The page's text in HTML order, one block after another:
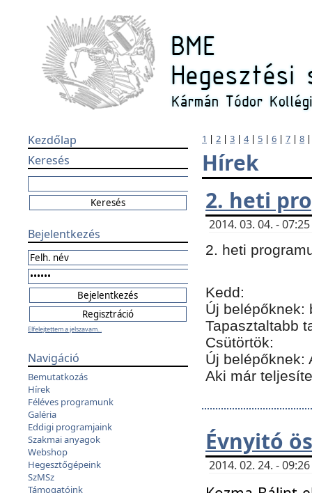
Kezdőlap
Keresés
Bejelentkezés
Elfelejtettem a jelszavam...
Navigáció
Bemutatkozás
Hírek
Féléves programunk
Galéria
Eddigi programjaink
Szakmai anyagok
Webshop
Hegesztőgépeink
SzMSz
Támogatóink
1 | 2 | 3 | 4| 5 | 6 | 7 | 8
Hírek
2. heti
2014. 03. 04. -
2. heti
Kedd:
Új belépőknek:
Tapasztaltabb
Csütörtök:
Új belépőknek:
Aki már
Évnyitó
2014. 02. 24. -